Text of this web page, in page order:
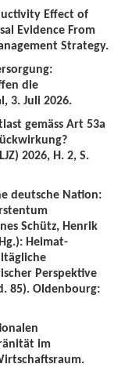
Effect of
Evidence From
Strategy.
die
3. Juli 2026.
gemäss Art 53a
2026, H. 2, S.
deutsche Nation:
Schütz, Henrik
Heimat-
Perspektive
85). Oldenbourg:
im